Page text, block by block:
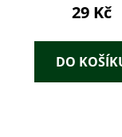
29 Kč
DO